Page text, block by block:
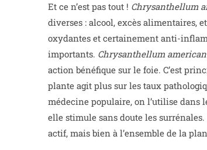
Et ce n’est pas tout ! Chrysanthellum
diverses : alcool, excès alimentaires,
oxydantes et certainement anti-
importants. Chrysanthellum
action bénéfique sur le foie. C’est
plante agit plus sur les taux
médecine populaire, on l’utilise dans
elle stimule sans doute les
actif, mais bien à l’ensemble de la